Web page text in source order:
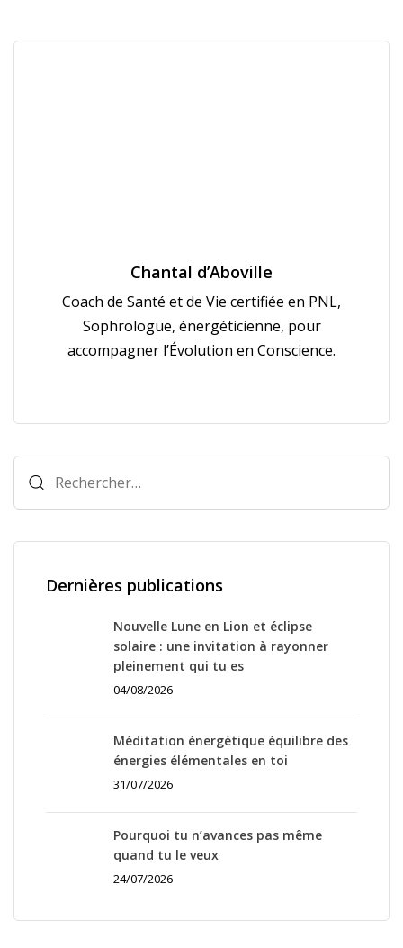
Chantal d’Aboville
Coach de Santé et de Vie certifiée en PNL,
Sophrologue, énergéticienne, pour
accompagner l’Évolution en Conscience.
Dernières publications
Nouvelle Lune en Lion et éclipse
solaire : une invitation à rayonner
pleinement qui tu es
04/08/2026
Méditation énergétique équilibre des
énergies élémentales en toi
31/07/2026
Pourquoi tu n’avances pas même
quand tu le veux
24/07/2026